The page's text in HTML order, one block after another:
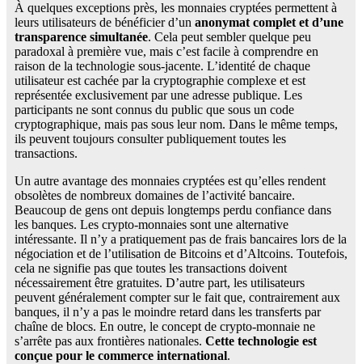
À quelques exceptions près, les monnaies cryptées permettent à
leurs utilisateurs de bénéficier d’un anonymat complet et d’une
transparence simultanée. Cela peut sembler quelque peu
paradoxal à première vue, mais c’est facile à comprendre en
raison de la technologie sous-jacente. L’identité de chaque
utilisateur est cachée par la cryptographie complexe et est
représentée exclusivement par une adresse publique. Les
participants ne sont connus du public que sous un code
cryptographique, mais pas sous leur nom. Dans le même temps,
ils peuvent toujours consulter publiquement toutes les
transactions.
Un autre avantage des monnaies cryptées est qu’elles rendent
obsolètes de nombreux domaines de l’activité bancaire.
Beaucoup de gens ont depuis longtemps perdu confiance dans
les banques. Les crypto-monnaies sont une alternative
intéressante. Il n’y a pratiquement pas de frais bancaires lors de la
négociation et de l’utilisation de Bitcoins et d’Altcoins. Toutefois,
cela ne signifie pas que toutes les transactions doivent
nécessairement être gratuites. D’autre part, les utilisateurs
peuvent généralement compter sur le fait que, contrairement aux
banques, il n’y a pas le moindre retard dans les transferts par
chaîne de blocs. En outre, le concept de crypto-monnaie ne
s’arrête pas aux frontières nationales. Cette technologie est
conçue pour le commerce international.